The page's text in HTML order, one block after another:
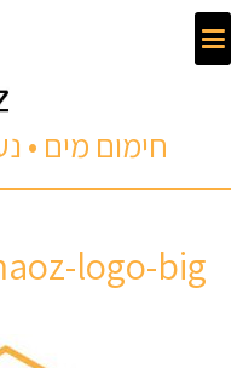
חימום מים •
logo-big